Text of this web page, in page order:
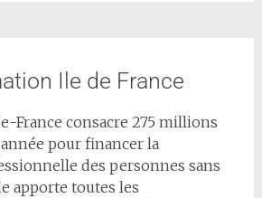
Ile de France
France consacre 275 millions
année pour financer la
des personnes sans
apporte toutes les